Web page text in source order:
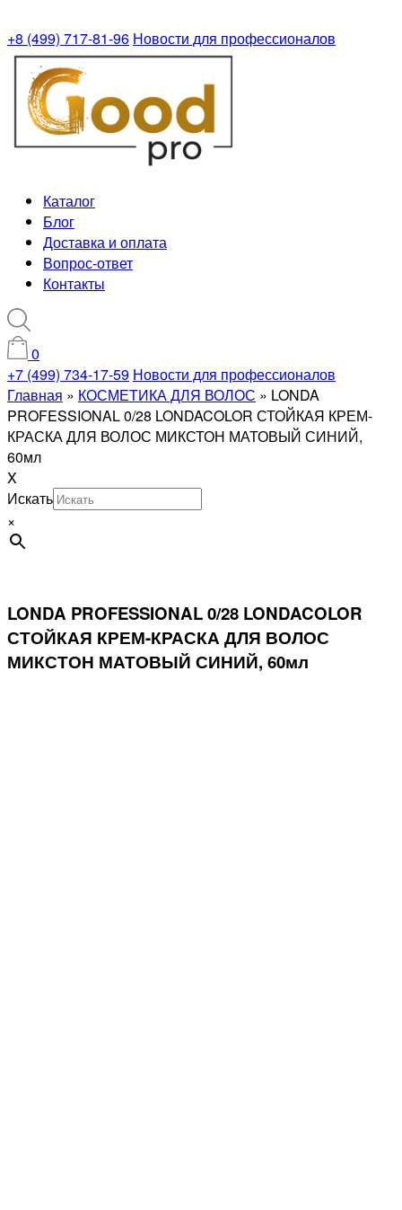
+8 (499) 717-81-96 Новости для профессионалов
Каталог
Блог
Доставка и оплата
Вопрос-ответ
Контакты
0
+7 (499) 734-17-59 Новости для профессионалов
Главная » КОСМЕТИКА ДЛЯ ВОЛОС » LONDA
PROFESSIONAL 0/28 LONDACOLOR СТОЙКАЯ КРЕМ-
КРАСКА ДЛЯ ВОЛОС МИКСТОН МАТОВЫЙ СИНИЙ,
60мл
X
Искать
×
LONDA PROFESSIONAL 0/28 LONDACOLOR
СТОЙКАЯ КРЕМ-КРАСКА ДЛЯ ВОЛОС
МИКСТОН МАТОВЫЙ СИНИЙ, 60мл